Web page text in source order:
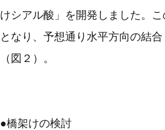
けシアル酸」を開発しました。
となり、予想通り水平方向の結
（図２）。
●橋架けの検討